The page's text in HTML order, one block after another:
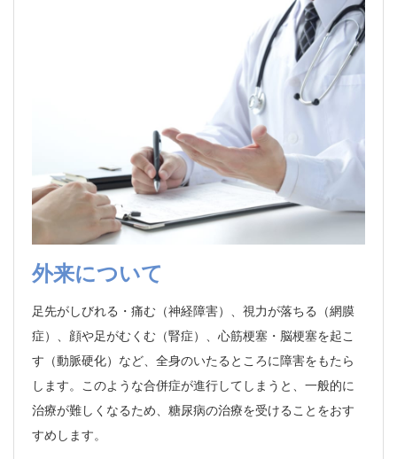
外来について
足先がしびれる・痛む（神経障害）、視力が落ちる（網膜
症）、顔や足がむくむ（腎症）、心筋梗塞・脳梗塞を起こ
す（動脈硬化）など、全身のいたるところに障害をもたら
します。このような合併症が進行してしまうと、一般的に
治療が難しくなるため、糖尿病の治療を受けることをおす
すめします。